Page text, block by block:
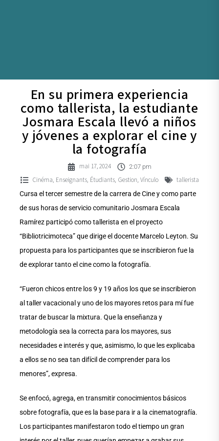
En su primera experiencia
como tallerista, la estudiante
Josmara Escala llevó a niños
y jóvenes a explorar el cine y
la fotografía
mai 17, 2024 2:07 pm
Cinéma, Enseignants, Étudiants, Gestion, Vínculo tallerista
Cursa el tercer semestre de la carrera de Cine y como parte
de sus horas de servicio comunitario Josmara Escala
Ramírez participó como tallerista en el proyecto
“Bibliotricimoteca” que dirige el docente Marcelo Leyton. Su
propuesta para los participantes que se inscribieron fue la
de explorar tanto el cine como la fotografía.
“Fueron chicos entre los 9 y 19 años los que se inscribieron
al taller vacacional y uno de los mayores retos para mí fue
tratar de buscar la mixtura. Que la enseñanza y
metodología sea la correcta para los mayores, sus
necesidades e interés y que, asimismo, lo que les explicaba
a ellos se no sea tan difícil de comprender para los
menores”, expresa.
Se enfocó, agrega, en transmitir conocimientos básicos
sobre fotografía, que es la base para ir a la cinematografía.
Los participantes manifestaron todo el tiempo un gran